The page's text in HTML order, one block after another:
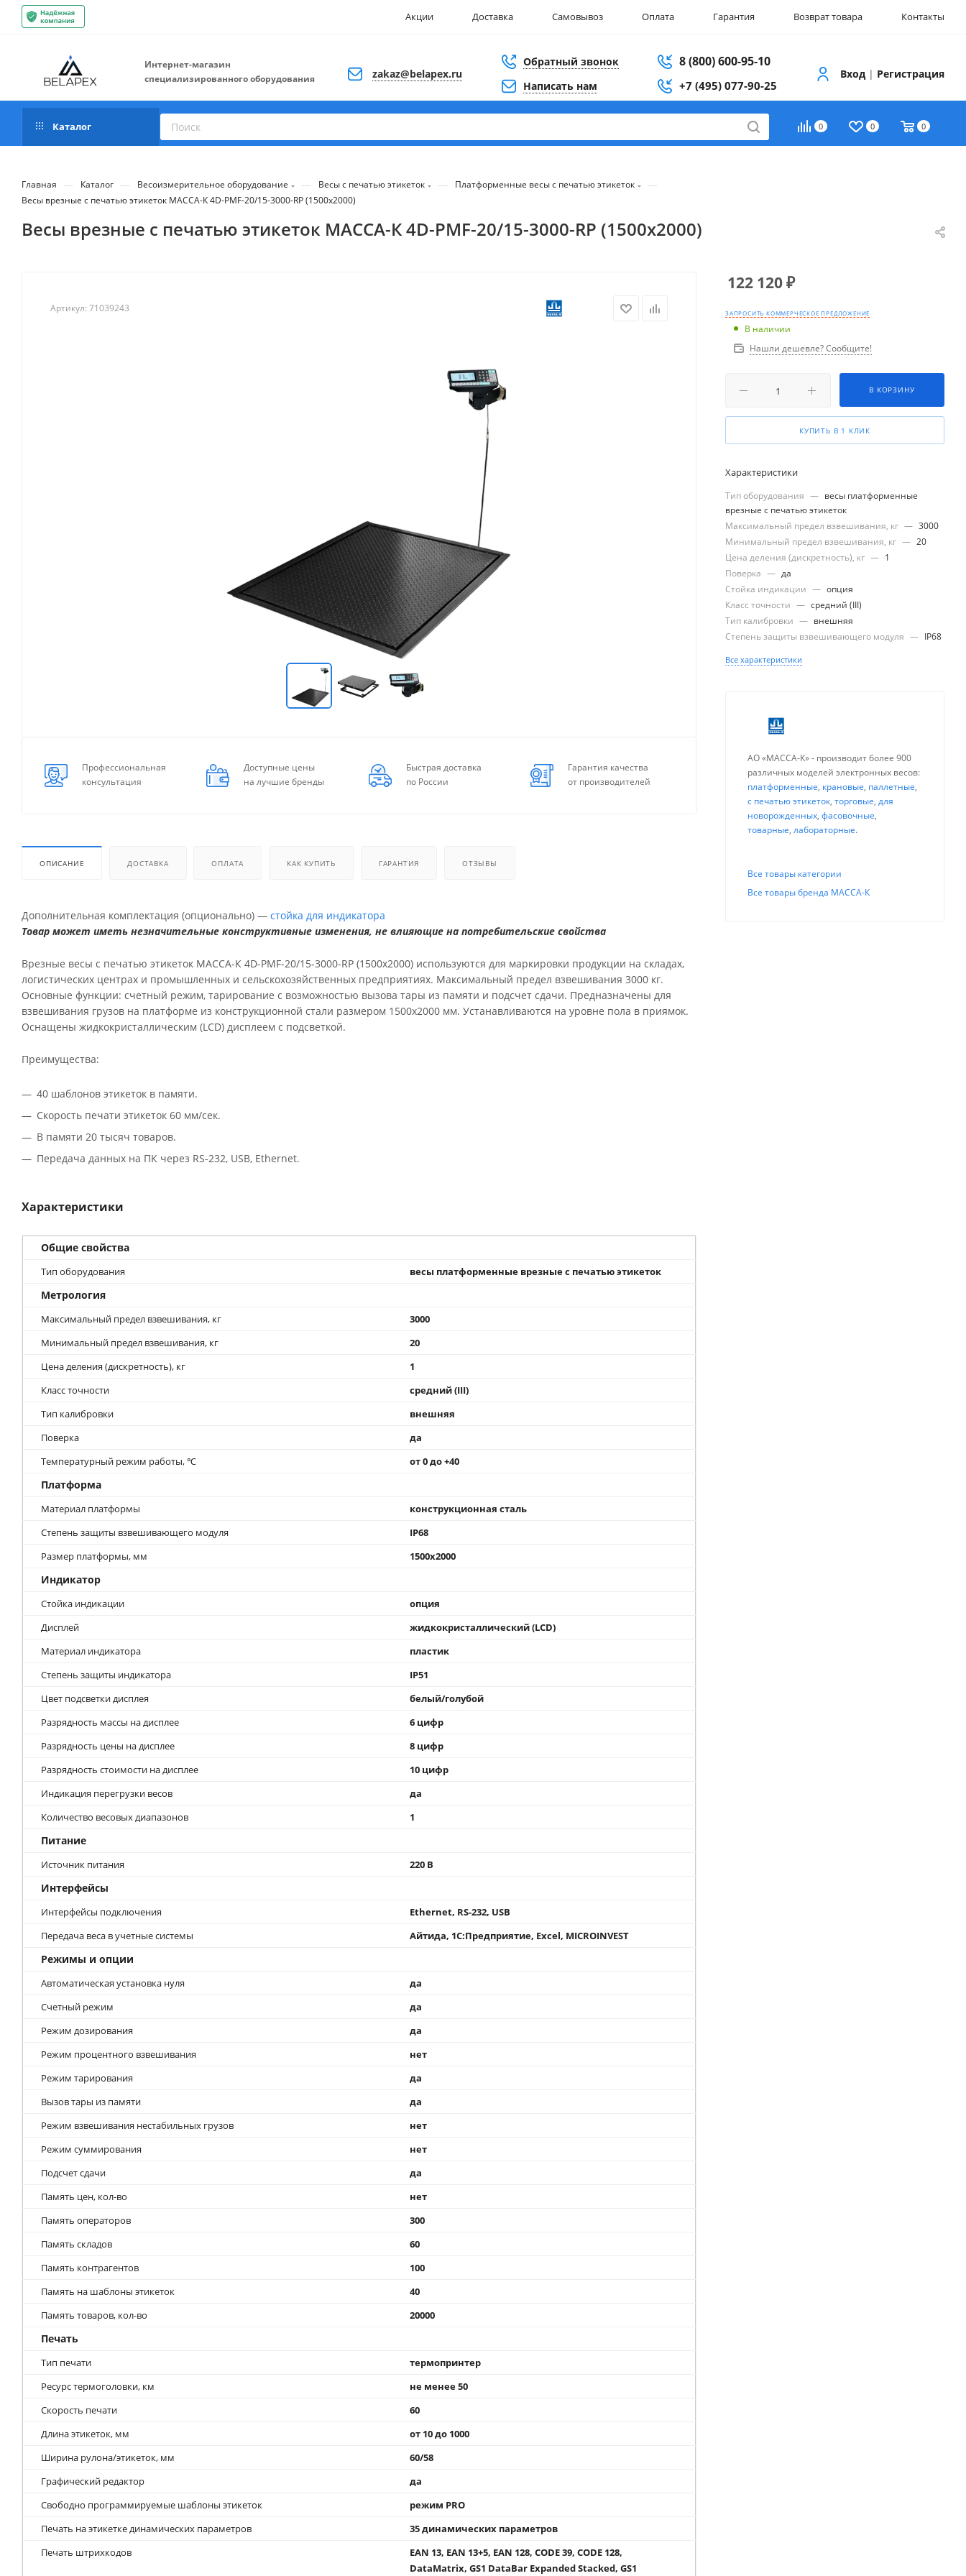
Акции Доставка Самовывоз Оплата Гарантия Возврат товара Контакты
Интернет-магазин
специализированного оборудования
zakaz@belapex.ru
Обратный звонок
Написать нам
8 (800) 600-95-10
+7 (495) 077-90-25
Вход | Регистрация
0 0 0
Каталог
Главная — Каталог — Весоизмерительное оборудование — Весы с печатью этикеток — Платформенные весы с печатью этикеток —
Весы врезные с печатью этикеток МАССА-К 4D-PMF-20/15-3000-RP (1500х2000)
Весы врезные с печатью этикеток МАССА-К 4D-PMF-20/15-3000-RP (1500х2000)
Артикул: 71039243
Профессиональная
консультация
Доступные цены
на лучшие бренды
Быстрая доставка
по России
Гарантия качества
от производителей
ОПИСАНИЕ ДОСТАВКА ОПЛАТА КАК КУПИТЬ ГАРАНТИЯ ОТЗЫВЫ
Дополнительная комплектация (опционально) — стойка для индикатора
Товар может иметь незначительные конструктивные изменения, не влияющие на потребительские свойства
Врезные весы с печатью этикеток МАССА-К 4D-PMF-20/15-3000-RP (1500х2000) используются для маркировки продукции на складах,
логистических центрах и промышленных и сельскохозяйственных предприятиях. Максимальный предел взвешивания 3000 кг.
Основные функции: счетный режим, тарирование с возможностью вызова тары из памяти и подсчет сдачи. Предназначены для
взвешивания грузов на платформе из конструкционной стали размером 1500х2000 мм. Устанавливаются на уровне пола в приямок.
Оснащены жидкокристаллическим (LCD) дисплеем с подсветкой.
Преимущества:
40 шаблонов этикеток в памяти.
Скорость печати этикеток 60 мм/сек.
В памяти 20 тысяч товаров.
Передача данных на ПК через RS-232, USB, Ethernet.
Характеристики
Общие свойства
Тип оборудования весы платформенные врезные с печатью этикеток
Метрология
Максимальный предел взвешивания, кг
3000
Минимальный предел взвешивания, кг
20
Цена деления (дискретность), кг
1
Класс точности
средний (III)
Тип калибровки
внешняя
Поверка
да
Температурный режим работы, ℃
от 0 до +40
Платформа
Материал платформы
конструкционная сталь
Степень защиты взвешивающего модуля
IP68
Размер платформы, мм
1500x2000
Индикатор
Стойка индикации
опция
Дисплей
жидкокристаллический (LCD)
Материал индикатора
пластик
Степень защиты индикатора
IP51
Цвет подсветки дисплея
белый/голубой
Разрядность массы на дисплее
6 цифр
Разрядность цены на дисплее
8 цифр
Разрядность стоимости на дисплее
10 цифр
Индикация перегрузки весов
да
Количество весовых диапазонов
1
Питание
Источник питания 220 В
Интерфейсы
Интерфейсы подключения
Ethernet, RS-232, USB
Передача веса в учетные системы
Айтида, 1С:Предприятие, Excel, MICROINVEST
Режимы и опции
Автоматическая установка нуля
да
Счетный режим
да
Режим дозирования
да
Режим процентного взвешивания
нет
Режим тарирования
да
Вызов тары из памяти
да
Режим взвешивания нестабильных грузов
нет
Режим суммирования
нет
Подсчет сдачи
да
Память цен, кол-во
нет
Память операторов
300
Память складов
60
Память контрагентов
100
Память на шаблоны этикеток
40
Память товаров, кол-во
20000
Печать
Тип печати
термопринтер
Ресурс термоголовки, км
не менее 50
Скорость печати
60
Длина этикеток, мм
от 10 до 1000
Ширина рулона/этикеток, мм
60/58
Графический редактор
да
Свободно программируемые шаблоны этикеток
режим PRO
Печать на этикетке динамических параметров
35 динамических параметров
Печать штрихкодов
EAN 13, EAN 13+5, EAN 128, CODE 39, CODE 128,
DataMatrix, GS1 DataBar Expanded Stacked, GS1
122 120₽
ЗАПРОСИТЬ КОММЕРЧЕСКОЕ ПРЕДЛОЖЕНИЕ
В наличии
Нашли дешевле? Сообщите!
В КОРЗИНУ
КУПИТЬ В 1 КЛИК
Характеристики
Тип оборудования — весы платформенные
врезные с печатью этикеток
Максимальный предел взвешивания, кг — 3000
Минимальный предел взвешивания, кг — 20
Цена деления (дискретность), кг — 1
Поверка — да
Стойка индикации — опция
Класс точности — средний (III)
Тип калибровки — внешняя
Степень защиты взвешивающего модуля — IP68
Все характеристики
АО «МАССА-К» - производит более 900
различных моделей электронных весов:
платформенные, крановые, паллетные,
с печатью этикеток, торговые, для
новорожденных, фасовочные,
товарные, лабораторные.
Все товары категории
Все товары бренда МАССА-К